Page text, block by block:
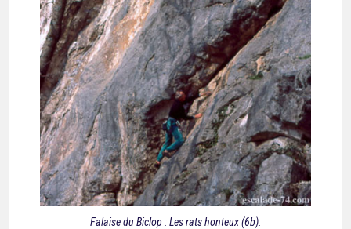
Falaise du Biclop : Les rats honteux (6b).